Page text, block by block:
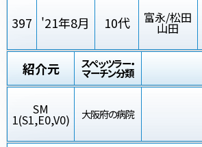
397 '21年8月 10代 富永/松田
山田
紹介元
スペッツラー・
マーチン分類
SM
1(S1,E0,V0) 大阪府の病院